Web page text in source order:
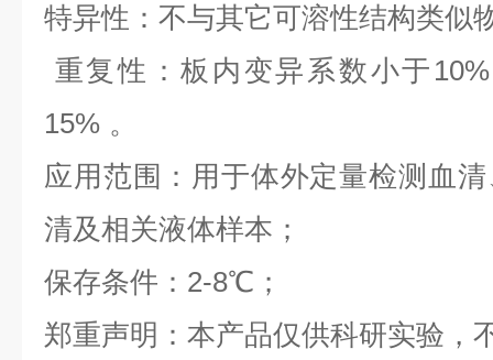
特异性：不与其它可溶性结构类似
重复性：板内变异系数小于 10%
15% 。
应用范围：用于体外定量检测血
清及相关液体样本；
保存条件：2-8℃；
郑重声明：本产品仅供科研实验，